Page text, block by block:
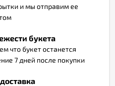
и мы отправим ее
букета
что букет останется
7 дней после покупки